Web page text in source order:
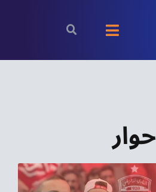
Toggle
رياضة
حوار